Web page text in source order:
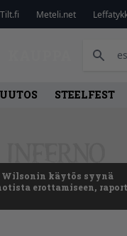
Tilt.fi Meteli.net
STEELFEST
Wilsonin käytös syynä
erottamiseen,